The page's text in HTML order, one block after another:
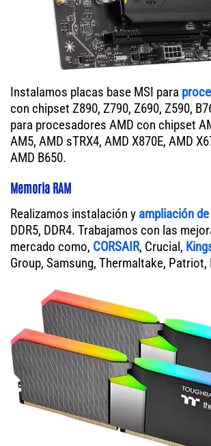
Instalamos placas base MSI para
con chipset Z890, Z790, Z690, Z590,
para procesadores AMD con chipset
AM5, AMD sTRX4, AMD X870E, AMD
AMD B650.
Memoria RAM
Realizamos instalación y ampliación
DDR5, DDR4. Trabajamos con las
mercado como, CORSAIR, Crucial,
Group, Samsung, Thermaltake, Patriot,